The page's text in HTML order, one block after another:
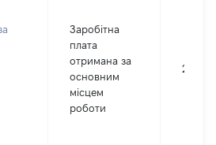
Заробітна
плата
отримана за
основним
місцем
роботи